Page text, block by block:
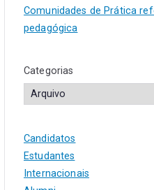
Comunidades de Prática
pedagógica
Categorias
Candidatos
Estudantes
Internacionais